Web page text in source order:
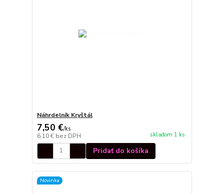
Náhrdelník Kryštál
7,50 €/ks
6,10 € bez DPH skladom 1 ks
Pridať do košíka
Novinka